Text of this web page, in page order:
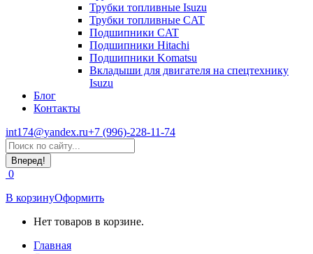
Трубки топливные Isuzu
Трубки топливные CAT
Подшипники CAT
Подшипники Hitachi
Подшипники Komatsu
Вкладыши для двигателя на спецтехнику
Isuzu
Блог
Контакты
int174@yandex.ru+7 (996)-228-11-74
Страница
WhatsApp
открывается
в
новом
окне
Поиск:
0
В корзинуОформить
Нет товаров в корзине.
Главная